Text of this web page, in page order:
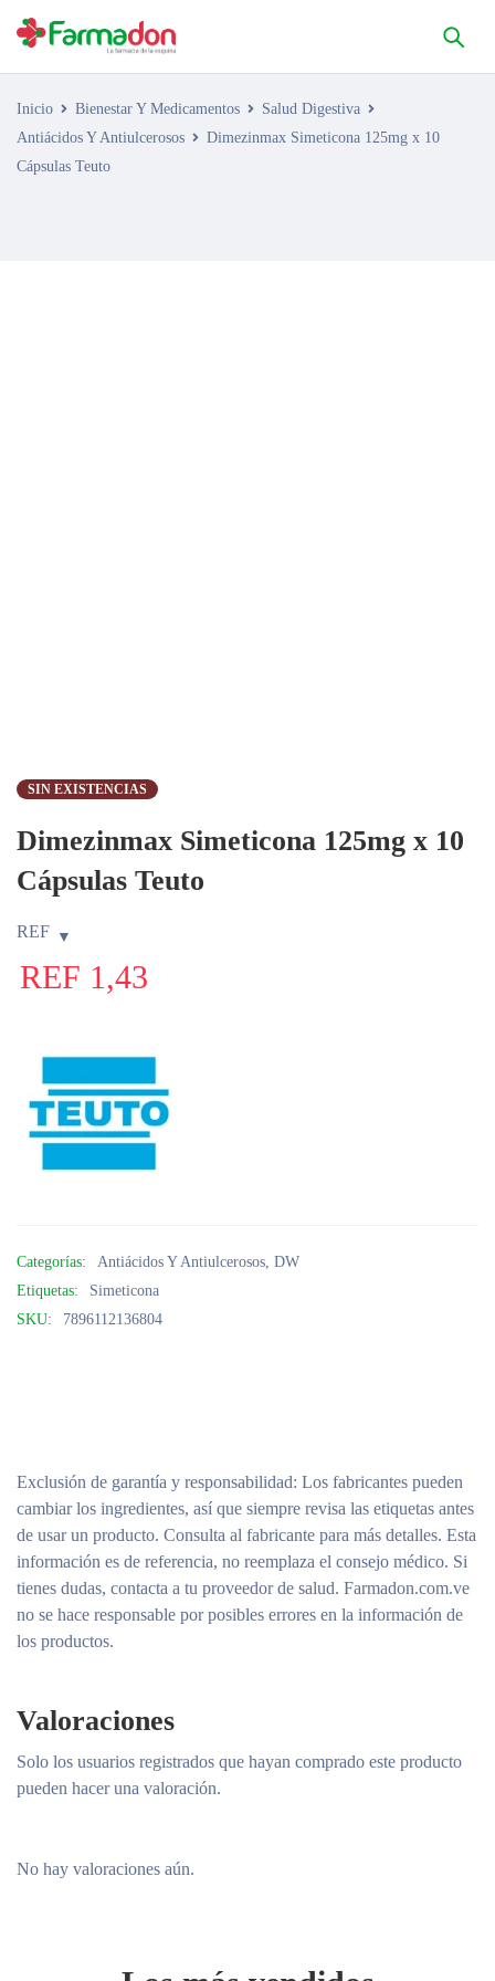
Inicio Bienestar Y Medicamentos
Salud Digestiva
Antiácidos Y Antiulcerosos
Dimezinmax Simeticona 125mg x 10
Cápsulas Teuto
SIN EXISTENCIAS
Dimezinmax Simeticona 125mg x 10
Cápsulas Teuto
REF
REF 1,43
Categorías: Antiácidos Y Antiulcerosos, DW
Etiquetas:
Simeticona
SKU:
7896112136804
Exclusión de garantía y responsabilidad: Los fabricantes pueden
cambiar los ingredientes, así que siempre revisa las etiquetas antes
de usar un producto. Consulta al fabricante para más detalles. Esta
información es de referencia, no reemplaza el consejo médico. Si
tienes dudas, contacta a tu proveedor de salud. Farmadon.com.ve
no se hace responsable por posibles errores en la información de
los productos.
Valoraciones
No hay valoraciones aún.
Solo los usuarios registrados que hayan comprado este producto
pueden hacer una valoración.